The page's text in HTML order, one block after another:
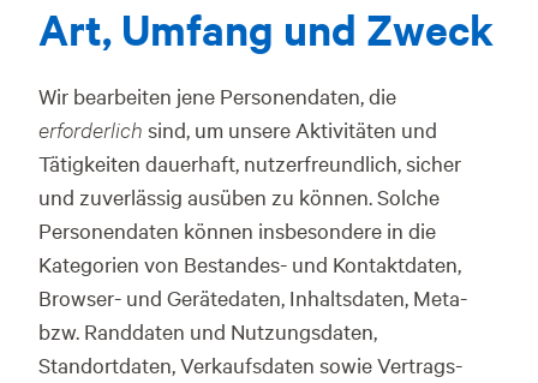
Art, Umfang und Zweck
Wir bearbeiten jene Personendaten, die
erforderlich sind, um unsere Aktivitäten und
Tätigkeiten dauerhaft, nutzerfreundlich, sicher
und zuverlässig ausüben zu können. Solche
Personendaten können insbesondere in die
Kategorien von Bestandes- und Kontaktdaten,
Browser- und Gerätedaten, Inhaltsdaten, Meta-
bzw. Randdaten und Nutzungsdaten,
Standortdaten, Verkaufsdaten sowie Vertrags-